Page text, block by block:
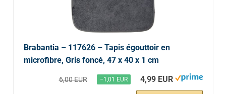
Brabantia – 117626 – Tapis égouttoir en
microfibre, Gris foncé, 47 x 40 x 1 cm
6,00 EUR −1,01 EUR 4,99 EUR